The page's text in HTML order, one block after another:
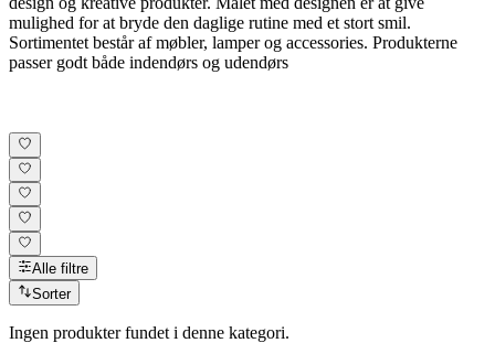
mulighed for at bryde den daglige rutine med et stort smil.
Sortimentet består af møbler, lamper og accessories. Produkterne
passer godt både indendørs og udendørs
Alle filtre
Sorter
Ingen produkter fundet i denne kategori.